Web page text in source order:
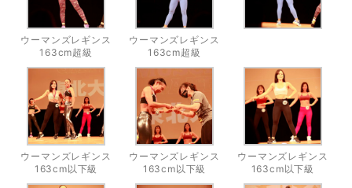
ウーマンズレギンス
163cm超級
ウーマンズレギンス
163cm超級
ウーマンズレギンス
163cm以下級
ウーマンズレギンス
163cm以下級
ウーマンズレギンス
163cm以下級